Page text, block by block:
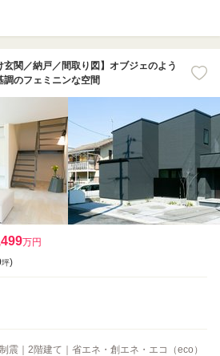
玄関／納戸／間取り図】オブジェのよう
のフェミニンな空間
万円
坪)
震｜2階建て｜省エネ・創エネ・エコ（eco）